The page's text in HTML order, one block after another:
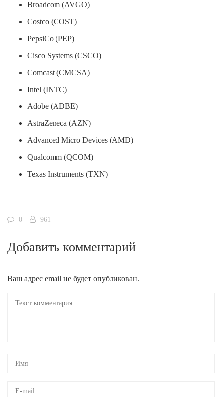
Broadcom (AVGO)
Costco (COST)
PepsiCo (PEP)
Cisco Systems (CSCO)
Comcast (CMCSA)
Intel (INTC)
Adobe (ADBE)
AstraZeneca (AZN)
Advanced Micro Devices (AMD)
Qualcomm (QCOM)
Texas Instruments (TXN)
0 961
Добавить комментарий
Ваш адрес email не будет опубликован.